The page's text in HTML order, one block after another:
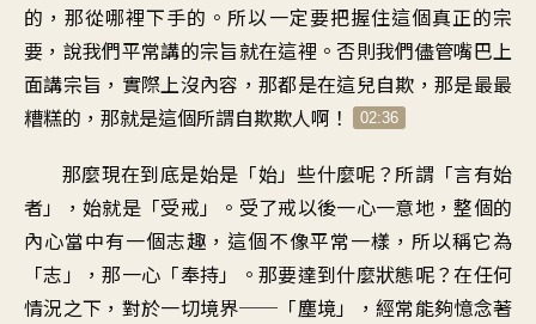
的，那從哪裡下手的。所以一定要把握住這個真正的宗
要，說我們平常講的宗旨就在這裡。否則我們儘管嘴巴上
面講宗旨，實際上沒內容，那都是在這兒自欺，那是最最
糟糕的，那就是這個所謂自欺欺人啊！
02:36
那麼現在到底是始是「始」些什麼呢？所謂「言有始
者」，始就是「受戒」。受了戒以後一心一意地，整個的
內心當中有一個志趣，這個不像平常一樣，所以稱它為
「志」，那一心「奉持」。那要達到什麼狀態呢？在任何
情況之下，對於一切境界──「塵境」，經常能夠憶念著